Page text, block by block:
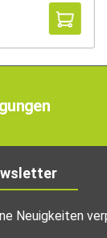
Neuigkeiten